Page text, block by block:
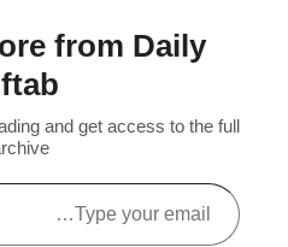
from Daily
and get access to the full
Type
your